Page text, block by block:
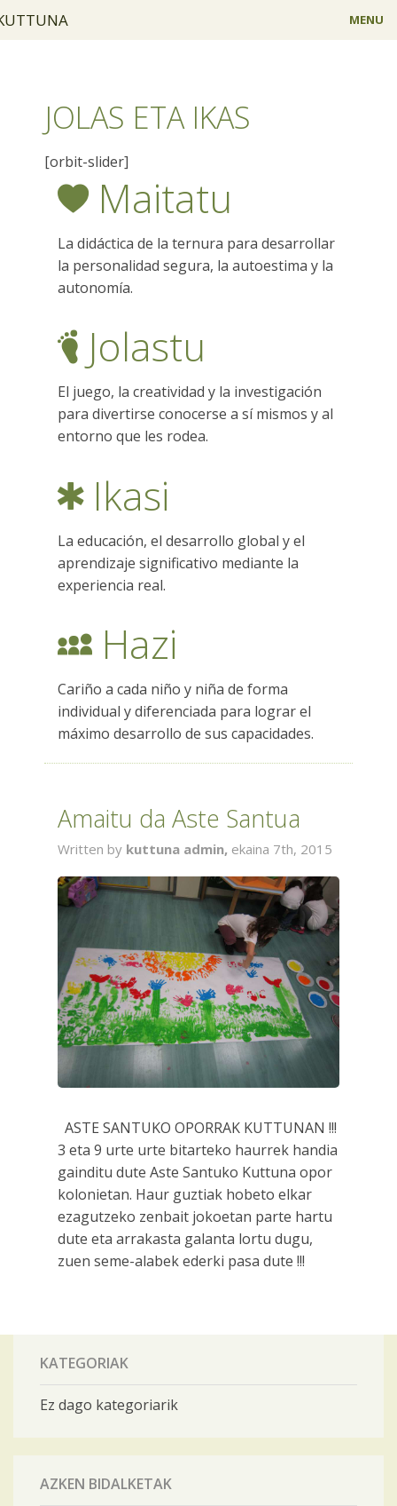
MENU
TAILERRAK
KONTZILIAZIOA
ISTALAKUNTZAK
KONTAKTUA
JOLAS ETA IKAS
[orbit-slider]
Maitatu
La didáctica de la ternura para desarrollar
la personalidad segura, la autoestima y la
autonomía.
Jolastu
El juego, la creatividad y la investigación
para divertirse conocerse a sí mismos y al
entorno que les rodea.
Ikasi
La educación, el desarrollo global y el
aprendizaje significativo mediante la
experiencia real.
Hazi
Cariño a cada niño y niña de forma
individual y diferenciada para lograr el
máximo desarrollo de sus capacidades.
Amaitu da Aste Santua
Written by kuttuna admin, ekaina 7th, 2015
ASTE SANTUKO OPORRAK KUTTUNAN !!!
3 eta 9 urte urte bitarteko haurrek handia
gainditu dute Aste Santuko Kuttuna opor
kolonietan. Haur guztiak hobeto elkar
ezagutzeko zenbait jokoetan parte hartu
dute eta arrakasta galanta lortu dugu,
zuen seme-alabek ederki pasa dute !!!
KATEGORIAK
Ez dago kategoriarik
AZKEN BIDALKETAK